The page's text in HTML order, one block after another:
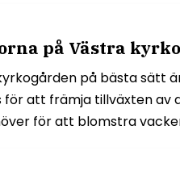
på Västra
på bästa sätt
att främja tillväxten
för att blomstra